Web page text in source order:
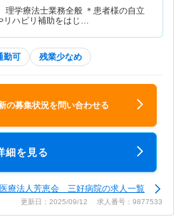
る体制を整えています。
理学療法士業務全般 ＊患者様の自立
リハビリ補助をはじ…
勤可 残業少なめ
の募集状況を問い合わせる
細を見る
医療法人芳恵会 三好病院の求人一覧
更新日：2025/09/12 求人番号：9877533